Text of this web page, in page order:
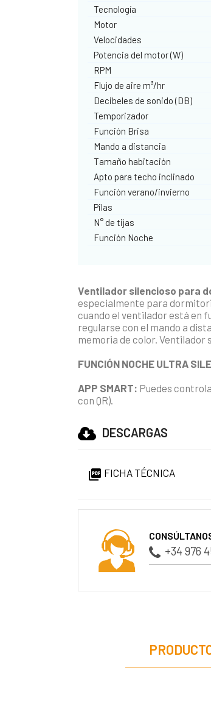
Tecnología
Motor
Velocidades
Potencia del motor (W)
RPM
Flujo de aire m³/hr
Decibeles de sonido (DB)
Temporizador
Función Brisa
Mando a distancia
Tamaño habitación
Apto para techo inclinado
Función verano/invierno
Pilas
N° de tijas
Función Noche
Ventilador silencioso para
especialmente para
cuando el ventilador está en
regularse con el mando a
memoria de color. Ventilador
FUNCIÓN NOCHE ULTRA
APP SMART: Puedes
con QR).
DESCARGAS
 FICHA TÉCNICA
+34 976